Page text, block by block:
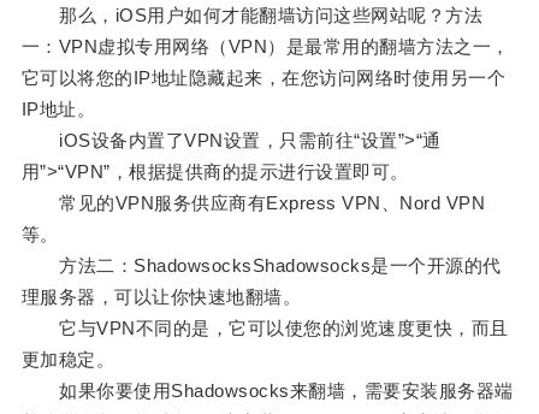
那么，iOS用户如何才能翻墙访问这些网站呢？方法
一：VPN虚拟专用网络（VPN）是最常用的翻墙方法之一，
它可以将您的IP地址隐藏起来，在您访问网络时使用另一个
IP地址。
iOS设备内置了VPN设置，只需前往“设置”>“通
用”>“VPN”，根据提供商的提示进行设置即可。
常见的VPN服务供应商有Express VPN、Nord VPN
等。
方法二：ShadowsocksShadowsocks是一个开源的代
理服务器，可以让你快速地翻墙。
它与VPN不同的是，它可以使您的浏览速度更快，而且
更加稳定。
如果你要使用Shadowsocks来翻墙，需要安装服务器端